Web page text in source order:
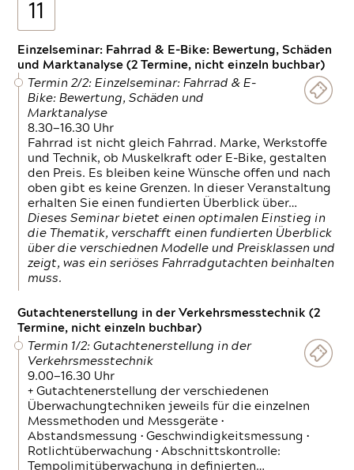
11
Einzelseminar: Fahrrad & E-Bike: Bewertung, Schäden
und Marktanalyse (2 Termine, nicht einzeln buchbar)
Termin 2/2: Einzelseminar: Fahrrad & E-
Bike: Bewertung, Schäden und
Marktanalyse
8.30—16.30 Uhr
Fahrrad ist nicht gleich Fahrrad. Marke, Werkstoffe
und Technik, ob Muskelkraft oder E-Bike, gestalten
den Preis. Es bleiben keine Wünsche offen und nach
oben gibt es keine Grenzen. In dieser Veranstaltung
erhalten Sie einen fundierten Überblick über…
Dieses Seminar bietet einen optimalen Einstieg in
die Thematik, verschafft einen fundierten Überblick
über die verschiednen Modelle und Preisklassen und
zeigt, was ein seriöses Fahrradgutachten beinhalten
muss.
Gutachtenerstellung in der Verkehrsmesstechnik (2
Termine, nicht einzeln buchbar)
Termin 1/2: Gutachtenerstellung in der
Verkehrsmesstechnik
9.00—16.30 Uhr
+ Gutachtenerstellung der verschiedenen
Überwachungtechniken jeweils für die einzelnen
Messmethoden und Messgeräte •
Abstandsmessung • Geschwindigkeitsmessung •
Rotlichtüberwachung • Abschnittskontrolle:
Tempolimitüberwachung in definierten…